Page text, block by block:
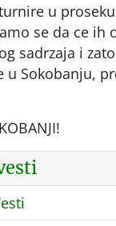
u
se da ce ih
sadrzaja i
u Sokobanju,